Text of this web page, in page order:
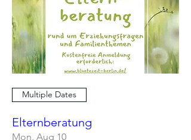
Multiple Dates
Elternberatung
Mon, Aug 10